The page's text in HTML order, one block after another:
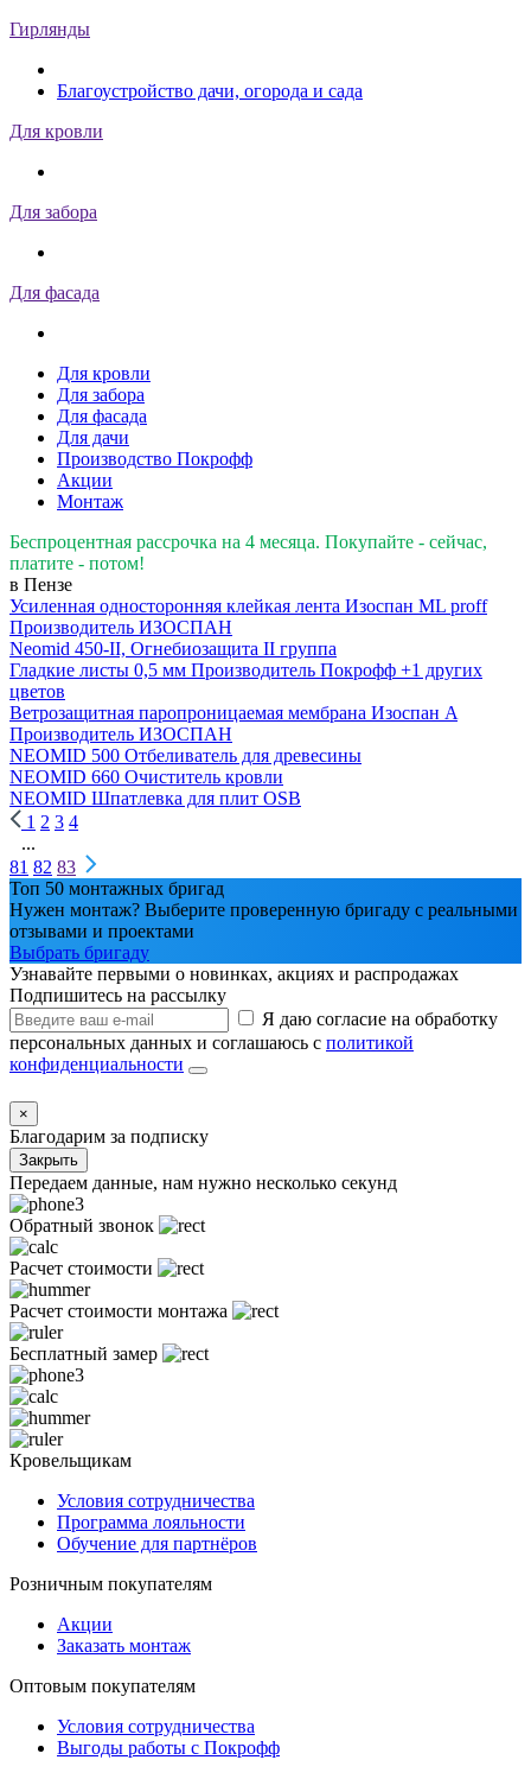
Гирлянды
Благоустройство дачи, огорода и сада
Для кровли
Для забора
Для фасада
Для кровли
Для забора
Для фасада
Для дачи
Производство Покрофф
Акции
Монтаж
Беспроцентная рассрочка на 4 месяца. Покупайте - сейчас,
платите - потом!
в Пензе
Усиленная односторонняя клейкая лента Изоспан ML proff
Производитель ИЗОСПАН
Neomid 450-II, Огнебиозащита II группа
Гладкие листы 0,5 мм Производитель Покрофф +1 других
цветов
Ветрозащитная паропроницаемая мембрана Изоспан A
Производитель ИЗОСПАН
NEOMID 500 Отбеливатель для древесины
NEOMID 660 Очиститель кровли
NEOMID Шпатлевка для плит OSB
1 2 3 4
...
81 82 83
Топ 50 монтажных бригад
Нужен монтаж? Выберите проверенную бригаду с реальными
отзывами и проектами
Выбрать бригаду
Узнавайте первыми о новинках, акциях и распродажах
Подпишитесь на рассылку
Я даю согласие на обработку
персональных данных и соглашаюсь с политикой
конфиденциальности
×
Благодарим за подписку
Закрыть
Передаем данные, нам нужно несколько секунд
Обратный звонок
Расчет стоимости
Расчет стоимости монтажа
Бесплатный замер
Кровельщикам
Условия сотрудничества
Программа лояльности
Обучение для партнёров
Розничным покупателям
Акции
Заказать монтаж
Оптовым покупателям
Условия сотрудничества
Выгоды работы с Покрофф